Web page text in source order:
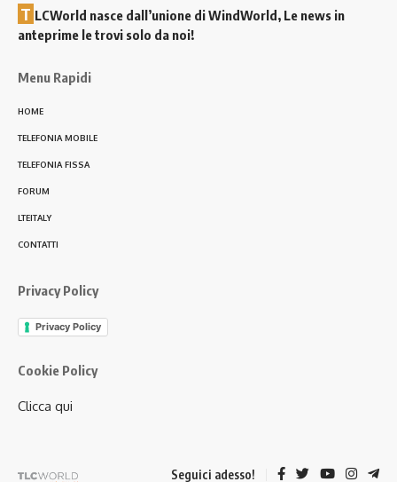
T LCWorld nasce dall’unione di WindWorld, Le news in
anteprime le trovi solo da noi!
Menu Rapidi
HOME
TELEFONIA MOBILE
TELEFONIA FISSA
FORUM
LTEITALY
CONTATTI
Privacy Policy
Privacy Policy
Cookie Policy
Clicca qui
Seguici adesso!